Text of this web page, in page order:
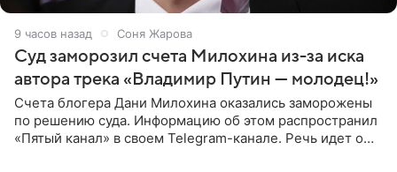
9 часов назад Соня Жарова
Суд заморозил счета Милохина из-за иска
автора трека «Владимир Путин — молодец!»
Счета блогера Дани Милохина оказались заморожены
по решению суда. Информацию об этом распространил
«Пятый канал» в своем Telegram-канале. Речь идет о